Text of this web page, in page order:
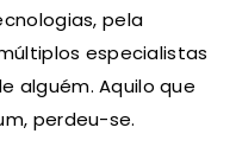
pela
especialistas
alguém. Aquilo que
perdeu-se.